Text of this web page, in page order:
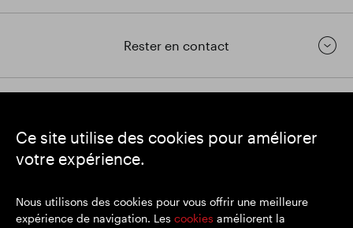
Ce site utilise des cookies pour améliorer
votre expérience.
Nous utilisons des cookies pour vous offrir une meilleure
expérience de navigation. Les cookies améliorent la
Rester en contact
SEGRO
Siège social : 1 New Burlington Place, Londres W1S 2HR
Lieu d'immatriculation : Angleterre et Pays de Galles